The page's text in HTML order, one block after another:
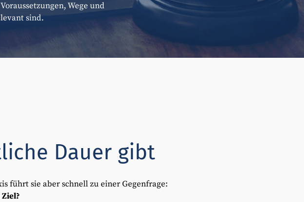
Wege und
sind.
Dauer gibt
führt sie aber schnell zu einer Gegenfrage: